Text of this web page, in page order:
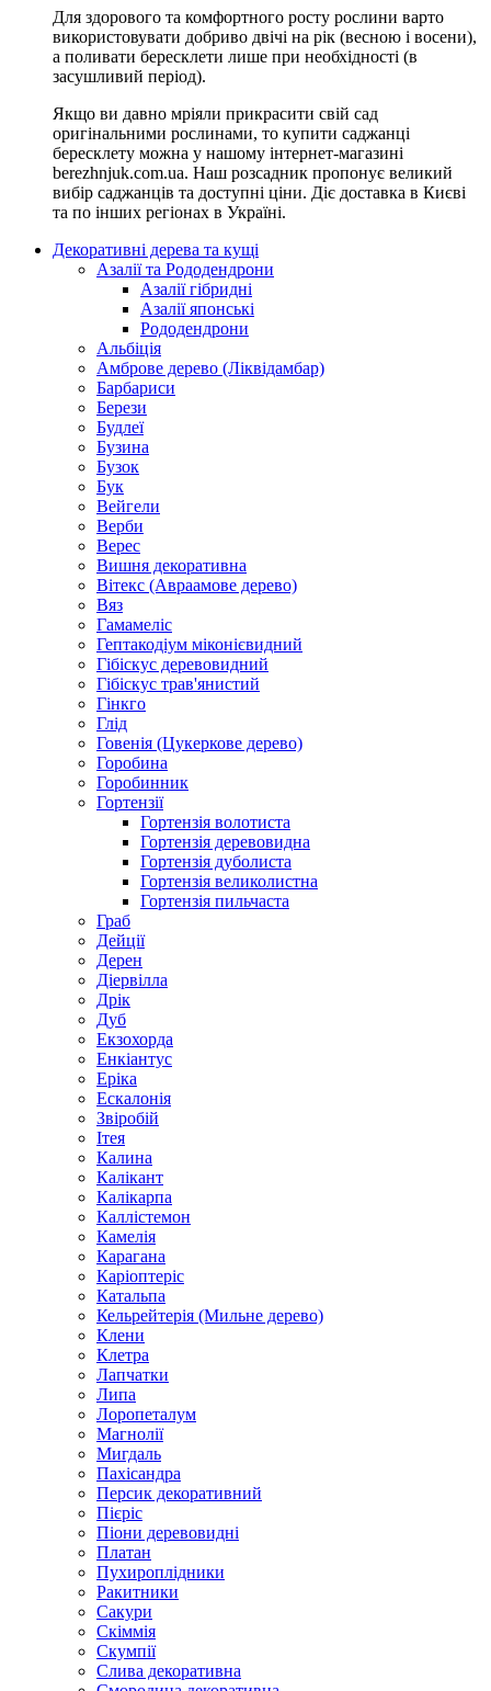
Для здорового та комфортного росту рослини варто
використовувати добриво двічі на рік (весною і восени),
а поливати бересклети лише при необхідності (в
засушливий період).
Якщо ви давно мріяли прикрасити свій сад
оригінальними рослинами, то купити саджанці
бересклету можна у нашому інтернет-магазині
berezhnjuk.com.ua. Наш розсадник пропонує великий
вибір саджанців та доступні ціни. Діє доставка в Києві
та по інших регіонах в Україні.
Декоративні дерева та кущі
Азалії та Рододендрони
Азалії гібридні
Азалії японські
Рододендрони
Альбіція
Амброве дерево (Ліквідамбар)
Барбариси
Берези
Будлеї
Бузина
Бузок
Бук
Вейгели
Верби
Верес
Вишня декоративна
Вітекс (Авраамове дерево)
Вяз
Гамамеліс
Гептакодіум міконієвидний
Гібіскус деревовидний
Гібіскус трав'янистий
Гінкго
Глід
Говенія (Цукеркове дерево)
Горобина
Горобинник
Гортензії
Гортензія волотиста
Гортензія деревовидна
Гортензія дуболиста
Гортензія великолистна
Гортензія пильчаста
Граб
Дейції
Дерен
Діервілла
Дрік
Дуб
Екзохорда
Енкіантус
Еріка
Ескалонія
Звіробій
Ітея
Калина
Калікант
Калікарпа
Каллістемон
Камелія
Карагана
Каріоптеріс
Катальпа
Кельрейтерія (Мильне дерево)
Клени
Клетра
Лапчатки
Липа
Лоропеталум
Магнолії
Мигдаль
Пахісандра
Персик декоративний
Пієріс
Піони деревовидні
Платан
Пухироплідники
Ракитники
Сакури
Скіммія
Скумпії
Слива декоративна